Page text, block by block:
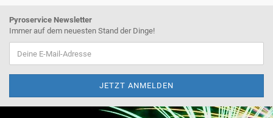
Pyroservice Newsletter
Immer auf dem neuesten Stand der Dinge!